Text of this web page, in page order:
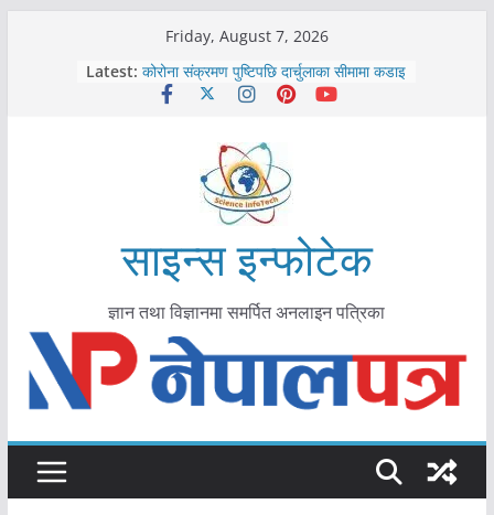
Friday, August 7, 2026
Latest:
काभ्रेपलाञ्चोकमा आयुर्वेद स्वास्थ्योपचारतर्फ
आकर्षण बढ्दै
कोरोना संक्रमण पुष्टिपछि दार्चुलाका सीमामा कडाइ
मकवानपुरमा खोरेत रोग विरुद्धको खोप लगाउन
आयुर्वेद चिकित्सा प्रणालीको भूमिका महत्वपूर्ण छ :
मुख्यमन्त्री शाह
साइन्स इन्फोटेक
ज्ञान तथा विज्ञानमा समर्पित अनलाइन पत्रिका